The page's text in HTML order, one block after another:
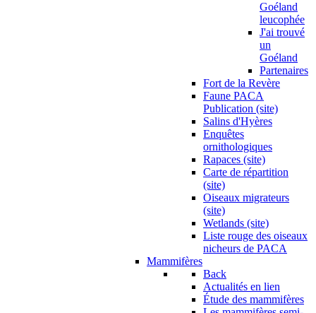
Goéland
leucophée
J'ai trouvé
un
Goéland
Partenaires
Fort de la Revère
Faune PACA
Publication (site)
Salins d'Hyères
Enquêtes
ornithologiques
Rapaces (site)
Carte de répartition
(site)
Oiseaux migrateurs
(site)
Wetlands (site)
Liste rouge des oiseaux
nicheurs de PACA
Mammifères
Back
Actualités en lien
Étude des mammifères